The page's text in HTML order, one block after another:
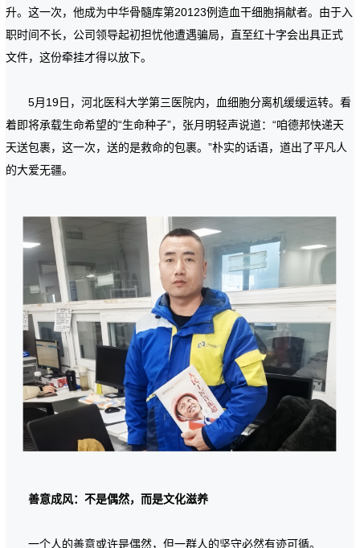
升。这一次，他成为中华骨髓库第20123例造血干细胞捐献者。由于入
职时间不长，公司领导起初担忧他遭遇骗局，直至红十字会出具正式
文件，这份牵挂才得以放下。
5月19日，河北医科大学第三医院内，血细胞分离机缓缓运转。看
着即将承载生命希望的“生命种子”，张月明轻声说道：“咱德邦快递天
天送包裹，这一次，送的是救命的包裹。”朴实的话语，道出了平凡人
的大爱无疆。
善意成风：不是偶然，而是文化滋养
一个人的善意或许是偶然，但一群人的坚守必然有迹可循。